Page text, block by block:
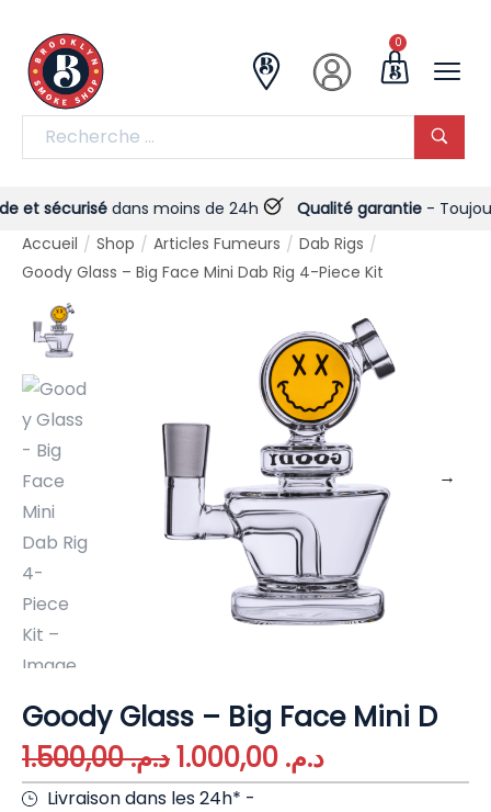
0
sécurisédans moins de 24h Qualité garantie- Toujours !
Accueil / Shop / Articles Fumeurs / Dab Rigs /
Goody Glass – Big Face Mini Dab Rig 4-Piece Kit
Goody Glass – Big Face Mini D
د.م.1.500,00 د.م.
Livraison dans les 24h* -